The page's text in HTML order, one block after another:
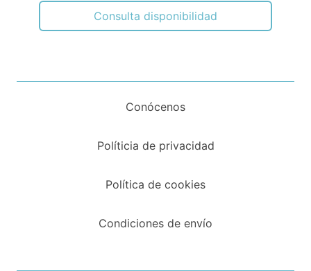
Consulta disponibilidad
Conócenos
Políticia de privacidad
Política de cookies
Condiciones de envío